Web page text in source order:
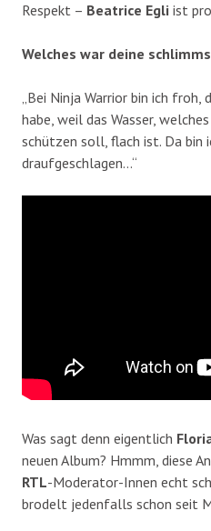
Respekt – Beatrice Egli ist
Welches war deine
„Bei Ninja Warrior bin ich
habe, weil das Wasser,
schützen soll, flach ist. Da bin
draufgeschlagen…“
Was sagt denn eigentlich
neuen Album? Hmmm, diese
RTL-Moderator-Innen echt
brodelt jedenfalls schon seit